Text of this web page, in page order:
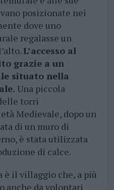
posizionate nei
dove uno
regalasse un
L’accesso al
grazie a un
situato nella
Una piccola
torri
Medievale, dopo un
di un muro di
è stata utilizzata
di calce.
il villaggio che, a più
anche da volontari